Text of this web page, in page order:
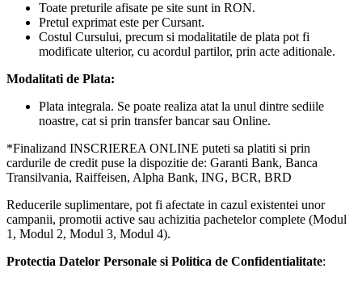
Toate preturile afisate pe site sunt in RON.
Pretul exprimat este per Cursant.
Costul Cursului, precum si modalitatile de plata pot fi
modificate ulterior, cu acordul partilor, prin acte aditionale.
Modalitati de Plata:
Plata integrala. Se poate realiza atat la unul dintre sediile
noastre, cat si prin transfer bancar sau Online.
*Finalizand INSCRIEREA ONLINE puteti sa platiti si prin
cardurile de credit puse la dispozitie de: Garanti Bank, Banca
Transilvania, Raiffeisen, Alpha Bank, ING, BCR, BRD
Reducerile suplimentare, pot fi afectate in cazul existentei unor
campanii, promotii active sau achizitia pachetelor complete (Modul
1, Modul 2, Modul 3, Modul 4).
Protectia Datelor Personale si Politica de Confidentialitate: